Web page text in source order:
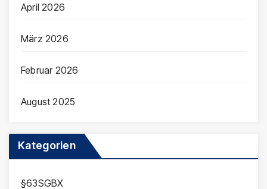
April 2026
März 2026
Februar 2026
August 2025
Kategorien
§63SGBX